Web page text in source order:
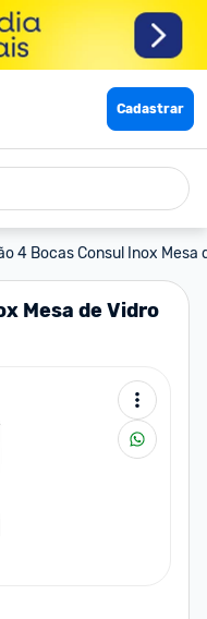
Cadastrar
4 Bocas Consul Inox Mesa
Mesa de Vidro